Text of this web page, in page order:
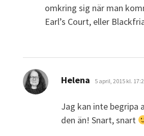
omkring sig när man
Earl’s Court, eller
Helena skriver:
5 april, 2015 kl.
Jag kan inte begripa
den än! Snart, snart